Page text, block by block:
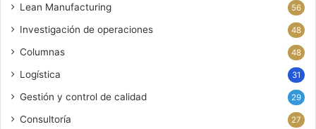
Lean Manufacturing 56
Investigación de operaciones 48
Columnas 48
Logística 31
Gestión y control de calidad 29
Consultoría 27